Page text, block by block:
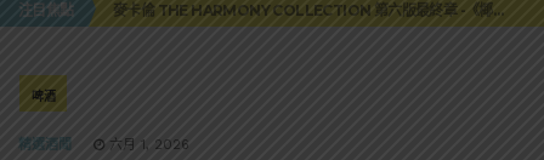
注目焦點
麥卡倫 THE HARMONY COLLECTION 第六版最終章 -《椰風煖韻》
角嗨尬炸物X爽快這一步，角瓶攜手頂呱呱 全新套餐限時登場
啤酒
精選酒聞 六月 1, 2026